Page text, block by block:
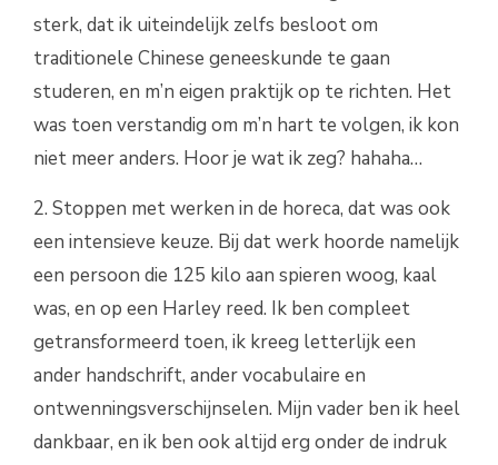
sterk, dat ik uiteindelijk zelfs besloot om
traditionele Chinese geneeskunde te gaan
studeren, en m’n eigen praktijk op te richten. Het
was toen verstandig om m’n hart te volgen, ik kon
niet meer anders. Hoor je wat ik zeg? hahaha…
2. Stoppen met werken in de horeca, dat was ook
een intensieve keuze. Bij dat werk hoorde namelijk
een persoon die 125 kilo aan spieren woog, kaal
was, en op een Harley reed. Ik ben compleet
getransformeerd toen, ik kreeg letterlijk een
ander handschrift, ander vocabulaire en
ontwenningsverschijnselen. Mijn vader ben ik heel
dankbaar, en ik ben ook altijd erg onder de indruk